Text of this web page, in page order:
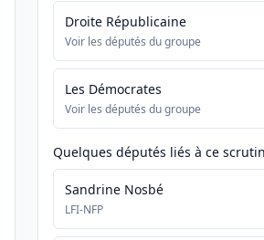
Droite Républicaine
Voir les députés du groupe
Les Démocrates
Voir les députés du groupe
Quelques députés liés à ce scrutin
Sandrine Nosbé
LFI-NFP